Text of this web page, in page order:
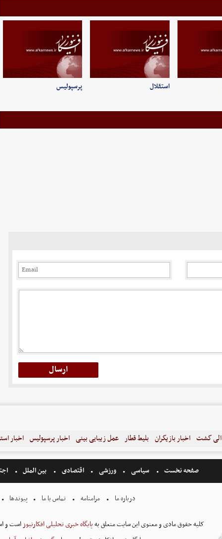
استقلال پرسپولیس
الی گشت اخبار بازیگران بلیط قطار عمل زیبایی بینی اخبار پرسپولیس اخبار
صفحه نخست سیاسی ورزشی اقتصادی بین الملل
درباره ما مرامنامه تماس با ما پیوندها
کلیه حقوق مادی و معنوی این سایت متعلق بهپایگاه خبری تحلیلی افکارنیوزاست و